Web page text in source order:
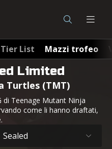
Tier List Mazzi trofeo
Limited
Turtles (TMT)
Teenage Mutant Ninja
come li hanno draftati,
Sealed